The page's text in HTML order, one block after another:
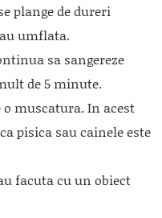
plange de dureri
umflata.
sa sangereze
de 5 minute.
o muscatura. In acest
pisica sau cainele este
facuta cu un obiect